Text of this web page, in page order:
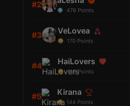
#2
476 Points
#3 VeLovea
170 Points
#4 HaiLovers
148Points
#5 Kirana
144 Points